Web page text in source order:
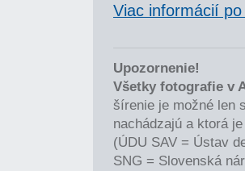
Viac informácií
Upozornenie!
Všetky fotografie v
šírenie je možné len
nachádzajú a ktorá
(ÚDU SAV = Ústav
SNG = Slovenská